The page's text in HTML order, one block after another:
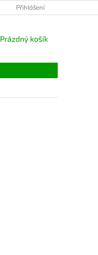
Přihlášení
NÁKUPNÍ
Prázdný košík